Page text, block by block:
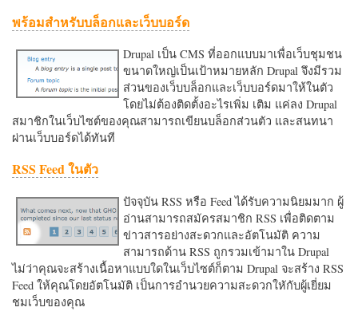
พร้อมสำหรับบล็อกและเว็บบอร์ด
Drupal เป็น CMS ที่ออกแบบมาเพื่อเว็บชุมชน
ขนาดใหญ่เป็นเป้าหมายหลัก Drupal จึงมีรวม
ส่วนของเว็บบล็อกและเว็บบอร์ดมาให้ในตัว
โดยไม่ต้องติดตั้งอะไรเพิ่ม เติม แค่ลง Drupal
สมาชิกในเว็บไซต์ของคุณสามารถเขียนบล็อกส่วนตัว และสนทนา
ผ่านเว็บบอร์ดได้ทันที
RSS Feed ในตัว
ปัจจุบัน RSS หรือ Feed ได้รับความนิยมมาก ผู้
อ่านสามารถสมัครสมาชิก RSS เพื่อติดตาม
ข่าวสารอย่างสะดวกและอัตโนมัติ ความ
สามารถด้าน RSS ถูกรวมเข้ามาใน Drupal
ไม่ว่าคุณจะสร้างเนื้อหาแบบใดในเว็บไซต์ก็ตาม Drupal จะสร้าง RSS
Feed ให้คุณโดยอัตโนมัติ เป็นการอำนวยความสะดวกใหักับผู้เยี่ยม
ชมเว็บของคุณ